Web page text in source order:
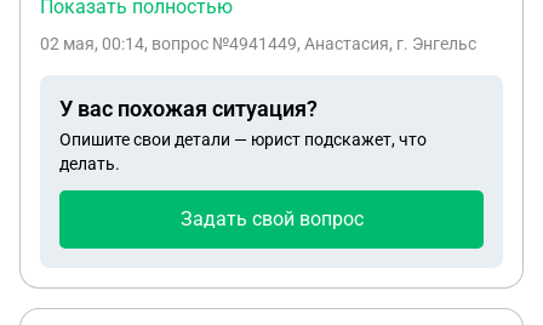
огромные суммы через мою карту.После,заставив
под 161 ФЗ.Написав о данной ситуации в Альфа-
Банк те не верят,а от ЦБ нет точного ответа.Что
делать я не знаю,переписки никакой не
кабинете альфа банка-страшно подумать.Что
Показать полностью
02 мая, 00:14, вопрос №4941449, Анастасия, г. Энгельс
У вас похожая ситуация?
Опишите свои детали — юрист подскажет, что
делать.
Задать свой вопрос